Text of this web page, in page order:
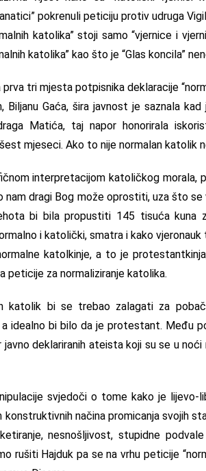
pokrenuli peticiju protiv udruga
katolika” stoji samo “vjernice i
katolika” kao što je “Glas koncila”
tri mjesta potpisnika deklaracije
Biljanu Gaća, šira javnost je saznala
Matića, taj napor honorirala
mjeseci. Ako to nije normalan katolik
interpretacijom katoličkog morala,
dragi Bog može oprostiti, uza što se
bi bila propustiti 145 tisuća kuna
i katolički, smatra i kako
katolkinje, a to je
peticije za normaliziranje katolika.
katolik bi se trebao zalagati za
idealno bi bilo da je protestant. Među
deklariranih ateista koji su se u
svjedoči o tome kako je lijevo-
konstruktivnih načina promicanja svojih
nesnošljivost, stupidne
rušiti Hajduk pa se na vrhu peticije